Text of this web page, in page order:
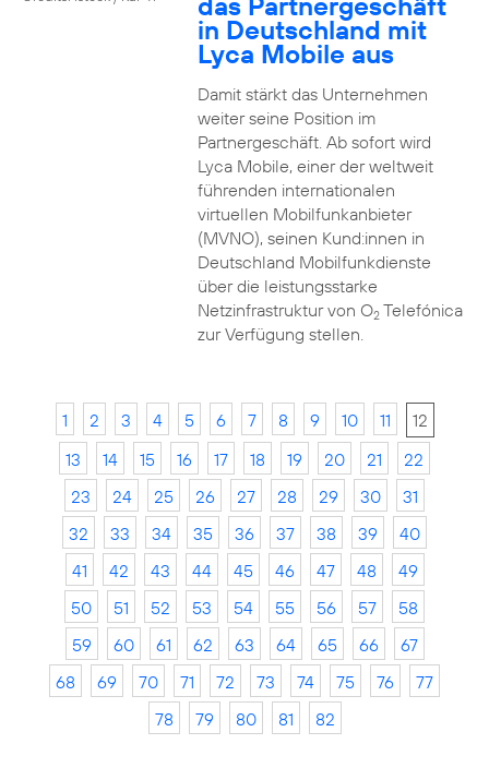
in Deutschland mit
Lyca Mobile aus
Damit stärkt das Unternehmen
weiter seine Position im
Partnergeschäft. Ab sofort wird
Lyca Mobile, einer der weltweit
führenden internationalen
virtuellen Mobilfunkanbieter
(MVNO), seinen Kund:innen in
Deutschland Mobilfunkdienste
über die leistungsstarke
Netzinfrastruktur von O2Telefónica
zur Verfügung stellen.
1 2 3 4 5 6 7 8 9 10 11
12
13
14 15 16 17 18 19 20 21
22
23
24 25 26 27 28 29 30
31
32
33 34 35 36 37 38 39
40
41
42 43 44 45 46 47 48
49
50
51 52 53 54 55 56 57
58
59
60 61 62 63 64 65 66
67
68
69 70 71 72 73 74 75 76
77
78
79 80 81 82